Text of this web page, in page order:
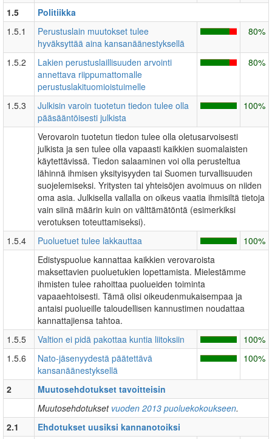
1.5
Politiikka
1.5.1
Perustuslain muutokset tulee
hyväksyttää aina kansanäänestyksellä
80%
1.5.2
Lakien perustuslaillisuuden arvointi
annettava riippumattomalle
perustuslakituomioistuimelle
80%
1.5.3
Julkisin varoin tuotetun tiedon tulee olla
pääsääntöisesti julkista
100%
Verovaroin tuotetun tiedon tulee olla oletusarvoisesti
julkista ja sen tulee olla vapaasti kaikkien suomalaisten
käytettävissä. Tiedon salaaminen voi olla perusteltua
lähinnä ihmisen yksityisyyden tai Suomen turvallisuuden
suojelemiseksi. Yritysten tai yhteisöjen avoimuus on niiden
oma asia. Julkisella vallalla on oikeus vaatia ihmisiltä tietoja
vain siinä määrin kuin on välttämätöntä (esimerkiksi
verotuksen toteuttamiseksi).
1.5.4
Puoluetuet tulee lakkauttaa
100%
Edistyspuolue kannattaa kaikkien verovaroista
maksettavien puoluetukien lopettamista. Mielestämme
ihmisten tulee rahoittaa puolueiden toiminta
vapaaehtoisesti. Tämä olisi oikeudenmukaisempaa ja
antaisi puolueille taloudellisen kannustimen noudattaa
kannattajiensa tahtoa.
1.5.5
Valtion ei pidä pakottaa kuntia liitoksiin
100%
1.5.6
Nato-jäsenyydestä päätettävä
kansanäänestyksellä
100%
2
Muutosehdotukset tavoitteisin
Muutosehdotukset vuoden 2013 puoluekokoukseen.
2.1
Ehdotukset uusiksi kannanotoiksi